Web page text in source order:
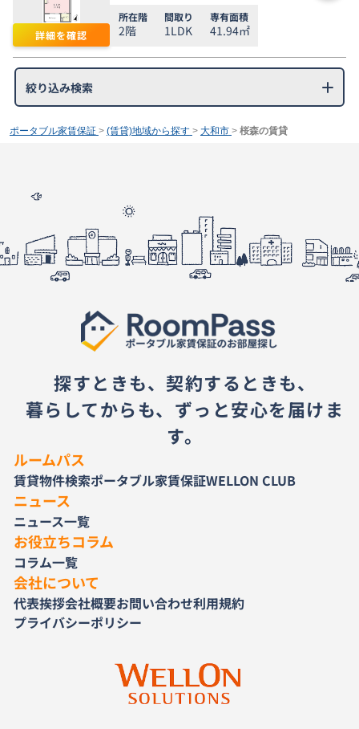
詳細を確認
所在階
2階
間取り
1LDK
専有面積
41.94㎡
絞り込み検索
ポータブル家賃保証 > (賃貸)地域から探す > 大和市 > 桜森の賃貸
探すときも、契約するときも、
暮らしてからも、ずっと安心を届けま
す。
ルームパス
賃貸物件検索ポータブル家賃保証WELLON CLUB
ニュース
ニュース一覧
お役立ちコラム
コラム一覧
会社について
代表挨拶会社概要お問い合わせ利用規約
プライバシーポリシー